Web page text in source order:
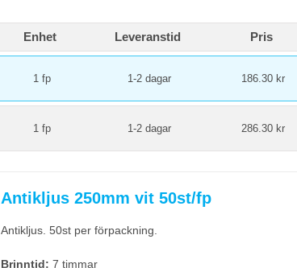
Enhet Leveranstid Pris
1 fp 1-2 dagar 186.30 kr
1 fp 1-2 dagar 286.30 kr
Antikljus 250mm vit 50st/fp
Antikljus. 50st per förpackning.
Brinntid: 7 timmar